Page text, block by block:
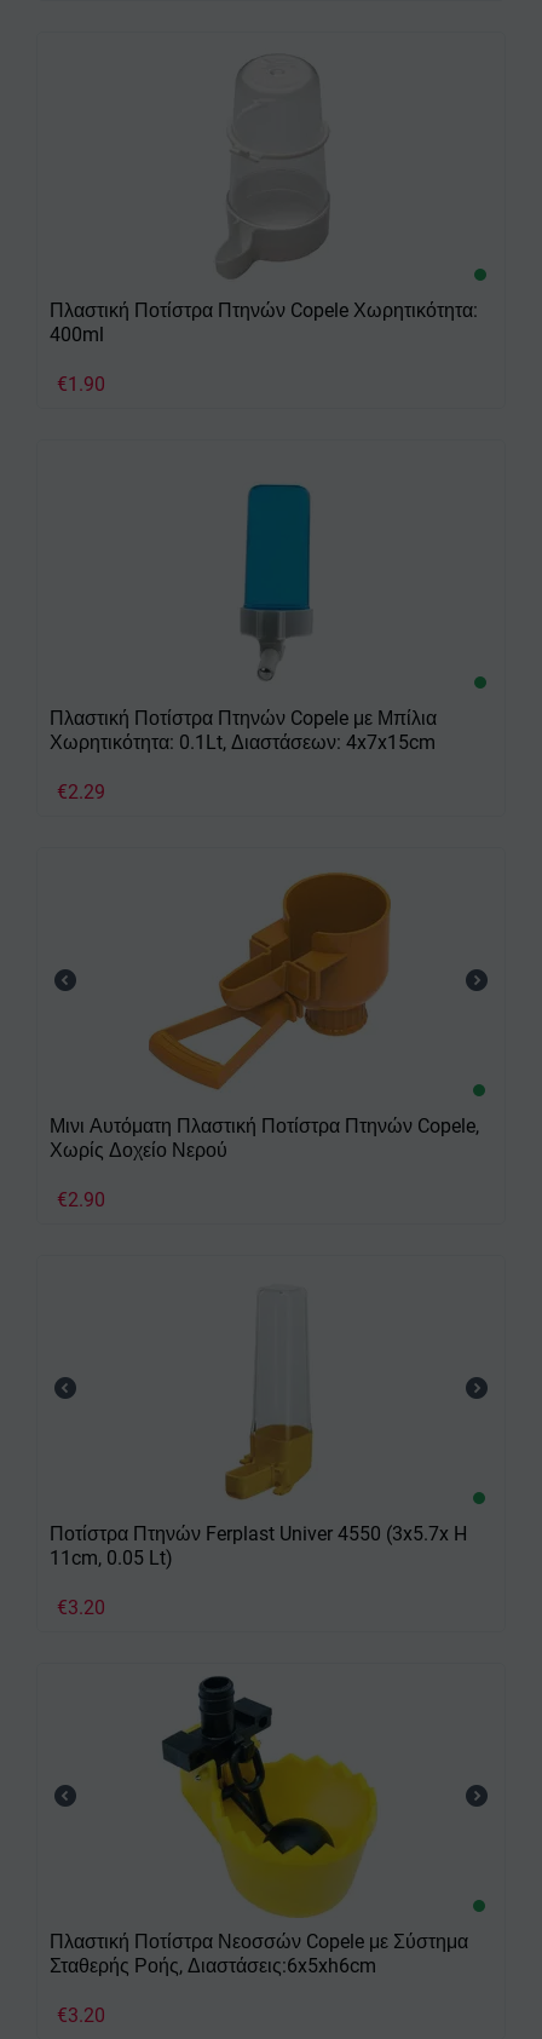
Πλαστική Ποτίστρα Πτηνών Copele Χωρητικότητα:
400ml
€1.90
Πλαστική Ποτίστρα Πτηνών Copele με Μπίλια
Χωρητικότητα: 0.1Lt, Διαστάσεων: 4x7x15cm
€2.29
Μινι Αυτόματη Πλαστική Ποτίστρα Πτηνών Copele,
Χωρίς Δοχείο Νερού
€2.90
Ποτίστρα Πτηνών Ferplast Univer 4550 (3x5.7x H
11cm, 0.05 Lt)
€3.20
Πλαστική Ποτίστρα Νεοσσών Copele με Σύστημα
Σταθερής Ροής, Διαστάσεις:6x5xh6cm
€3.20